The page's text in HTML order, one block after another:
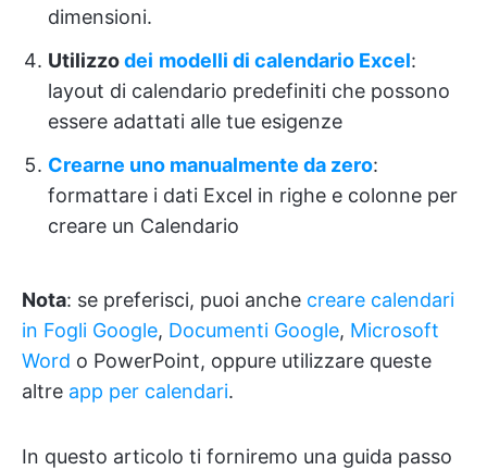
dimensioni.
Utilizzodei modelli di calendario Excel:
layout di calendario predefiniti che possono
essere adattati alle tue esigenze
Crearne uno manualmente da zero:
formattare i dati Excel in righe e colonne per
creare un Calendario
Nota: se preferisci, puoi anche creare calendari
in Fogli Google, Documenti Google, Microsoft
Word o PowerPoint, oppure utilizzare queste
altre app per calendari.
In questo articolo ti forniremo una guida passo